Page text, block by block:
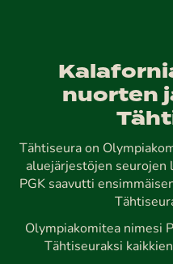
nuorten
Tähtiseura on
aluejärjestöjen seurojen
PGK saavutti
Olympiakomitea nimesi
Tähtiseuraksi